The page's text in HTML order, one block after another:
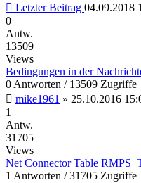
Letzter Beitrag 04.09.2018
0
Antw.
13509
Views
Bedingungen in der
0 Antworten / 13509 Zugriffe
mike1961 » 25.10.2016
1
Antw.
31705
Views
Net Connector Table
1 Antworten / 31705 Zugriffe